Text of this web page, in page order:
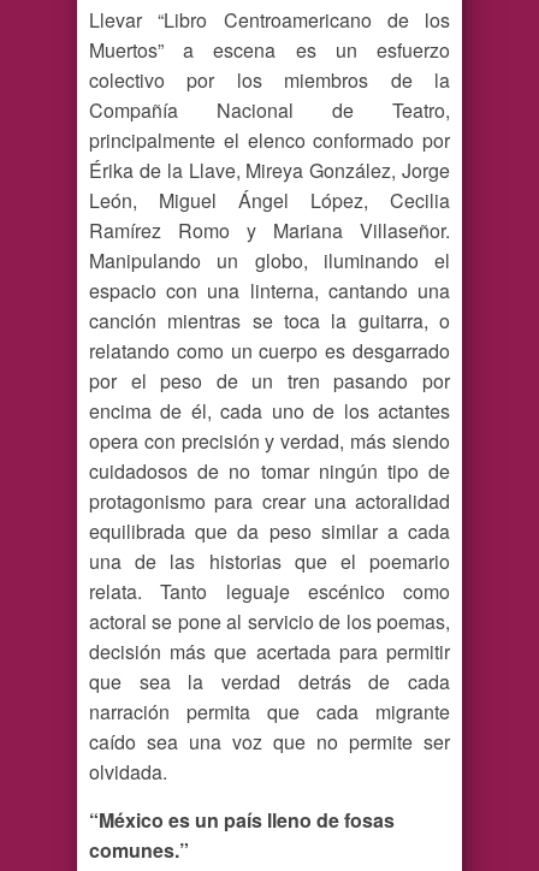
Llevar “Libro Centroamericano de los
Muertos” a escena es un esfuerzo
colectivo por los miembros de la
Compañía Nacional de Teatro,
principalmente el elenco conformado por
Érika de la Llave, Mireya González, Jorge
León, Miguel Ángel López, Cecilia
Ramírez Romo y Mariana Villaseñor.
Manipulando un globo, iluminando el
espacio con una linterna, cantando una
canción mientras se toca la guitarra, o
relatando como un cuerpo es desgarrado
por el peso de un tren pasando por
encima de él, cada uno de los actantes
opera con precisión y verdad, más siendo
cuidadosos de no tomar ningún tipo de
protagonismo para crear una actoralidad
equilibrada que da peso similar a cada
una de las historias que el poemario
relata. Tanto leguaje escénico como
actoral se pone al servicio de los poemas,
decisión más que acertada para permitir
que sea la verdad detrás de cada
narración permita que cada migrante
caído sea una voz que no permite ser
olvidada.
“México es un país lleno de fosas
comunes.”